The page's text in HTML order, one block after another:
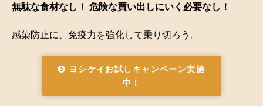
無駄な食材なし！ 危険な買い出しにいく必要なし！
感染防止に、免疫力を強化して乗り切ろう。
ヨシケイお試しキャンペーン実施
中！